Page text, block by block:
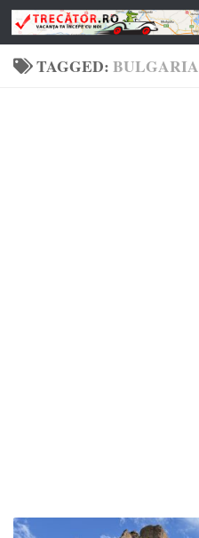
Skip to content
TAGGED:BULGARIA